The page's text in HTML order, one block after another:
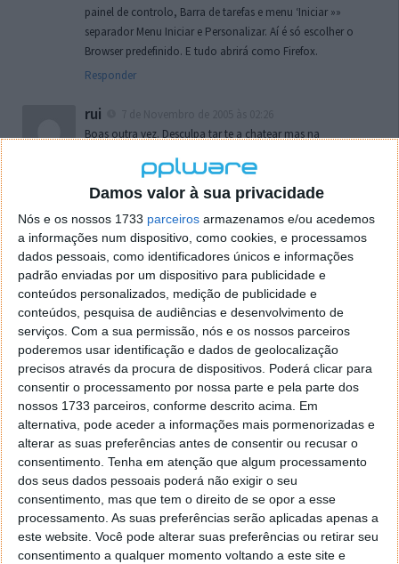
Damos valor à sua privacidade
Nós e os nossos 1733 parceiros armazenamos e/ou acedemos
a informações num dispositivo, como cookies, e processamos
dados pessoais, como identificadores únicos e informações
padrão enviadas por um dispositivo para publicidade e
conteúdos personalizados, medição de publicidade e
conteúdos, pesquisa de audiências e desenvolvimento de
serviços. Com a sua permissão, nós e os nossos parceiros
poderemos usar identificação e dados de geolocalização
precisos através da procura de dispositivos. Poderá clicar para
consentir o processamento por nossa parte e pela parte dos
nossos 1733 parceiros, conforme descrito acima. Em
alternativa, pode aceder a informações mais pormenorizadas e
alterar as suas preferências antes de consentir ou recusar o
consentimento. Tenha em atenção que algum processamento
dos seus dados pessoais poderá não exigir o seu
consentimento, mas que tem o direito de se opor a esse
processamento. As suas preferências serão aplicadas apenas a
este website. Você pode alterar suas preferências ou retirar seu
consentimento a qualquer momento voltando a este site e
painel de controlo, Barra de tarefas e menu ‘Iniciar »»
separador Menu Iniciar e Personalizar. Aí é só escolher o
Browser predefinido. E tudo abrirá como Firefox.
Responder
rui
Boas outra vez. Desculpa tar te a chatear mas na
o firefox como browser predefenido
de control tudo e nada. Tou a comecar a desesperar, ate ja
tentei apagar o explorer na tentativa de forçar o uso do
firefox mas em vao. Kaso te lembres de outra dica fico
agradecido, caso contrario obrigado a mesma
Responder
Vítor M.
7 de Novembro de 2005 às 01:39
@Reporter
Desculpa mas o link funciona. Seja como for segue por mail
o MSn Messenger 8.
Responder
Vítor M.
7 de Novembro de 2005 às 11:21
@Rui
Tens de encontrar o que te falei. Faz da seguinte maneira,
janela iniciar e no topo dessa janela com o botão direito do
rato faz propriedades. Depois no separador Menu ‘Iniciar’
clica no botão ‘Personalizar’ aí encontrarás no separador
geral a opção para escolheres o Browser com que queres